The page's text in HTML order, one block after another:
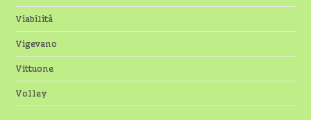
Viabilità
Vigevano
Vittuone
Volley